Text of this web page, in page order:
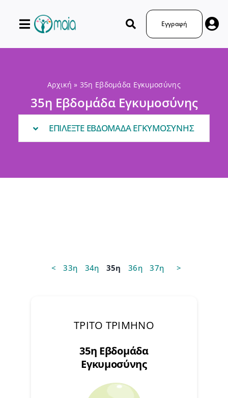
Εγγραφή
Αρχική » 35η Εβδομάδα Εγκυμοσύνης
35η Εβδομάδα Εγκυμοσύνης
ΕΠΙΛΕΞΤΕ ΕΒΔΟΜΑΔΑ ΕΓΚΥΜΟΣΥΝΗΣ
< 33η 34η 35η 36η 37η >
ΤΡΙΤΟ ΤΡΙΜΗΝΟ
35η Εβδομάδα
Εγκυμοσύνης